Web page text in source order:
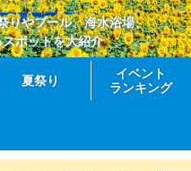
りやプール、海水浴場、
ポットを大紹介
夏祭り
イベント
ランキング